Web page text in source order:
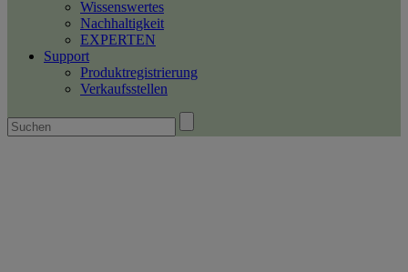
Wissenswertes
Nachhaltigkeit
EXPERTEN
Support
Produktregistrierung
Verkaufsstellen